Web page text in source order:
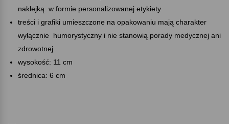
naklejką w formie personalizowanej etykiety
treści i grafiki umieszczone na opakowaniu mają charakter
wyłącznie humorystyczny i nie stanowią porady medycznej ani
zdrowotnej
wysokość: 11 cm
średnica: 6 cm